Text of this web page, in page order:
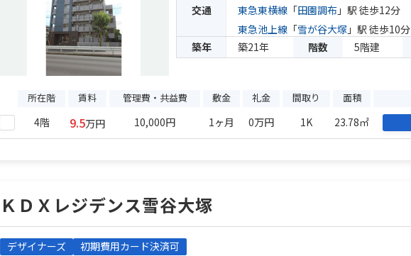
交通
東急東横線 「田園調布 」駅 徒歩12分
東急池上線 「雪が谷大塚 」駅 徒歩10分
築年
築21年 階数 5階建
所在階 賃料 管理費・共益費 敷金 礼金 間取り 面積
4階 9.5万円 10,000円 1ヶ月 0万円 1K 23.78㎡
ＫＤＸレジデンス雪谷大塚
デザイナーズ 初期費用カード決済可